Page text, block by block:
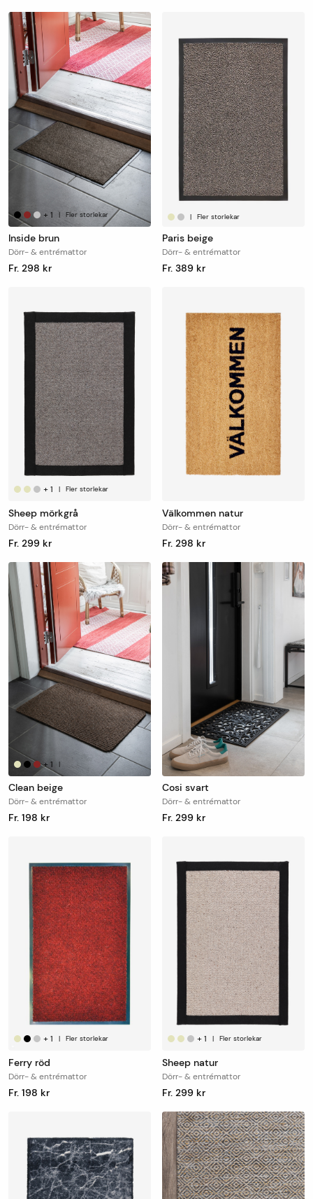
+ 1 | Fler storlekar
Inside brun
Dörr- & entrémattor
Fr. 298 kr
| Fler storlekar
Paris beige
Dörr- & entrémattor
Fr. 389 kr
+1 | Fler storlekar
Sheep mörkgrå
Dörr- & entrémattor
Fr. 299 kr
Välkommen natur
Dörr- & entrémattor
Fr. 298 kr
+ 1 |
Clean beige
Dörr- & entrémattor
Fr. 198 kr
Cosi svart
Dörr- & entrémattor
Fr. 299 kr
+1 | Fler storlekar
Ferry röd
Dörr- & entrémattor
Fr. 198 kr
+1 | Fler storlekar
Sheep natur
Dörr- & entrémattor
Fr. 299 kr